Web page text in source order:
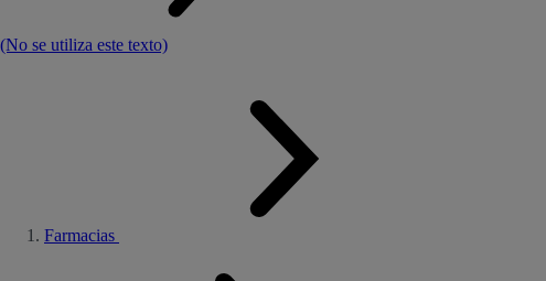
(No se utiliza este texto)
Farmacias